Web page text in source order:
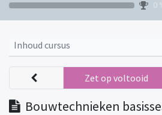
0
Inhoud cursus
Bouwtechnieken
Zet op voltooid